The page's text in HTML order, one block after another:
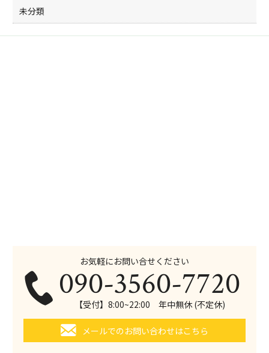
未分類
お気軽にお問い合せください
090-3560-7720
【受付】8:00~22:00 年中無休 (不定休)
メールでのお問い合わせはこちら